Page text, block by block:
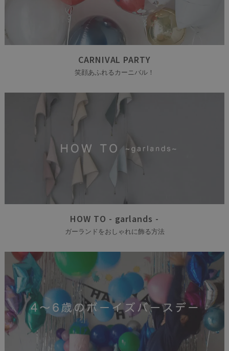
CARNIVAL PARTY
笑顔あふれるカーニバル！
HOW TO - garlands -
ガーランドをおしゃれに飾る方法